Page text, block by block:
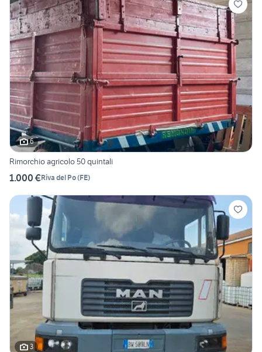
6
Rimorchio agricolo 50 quintali
1.000 €Riva del Po(FE)
3